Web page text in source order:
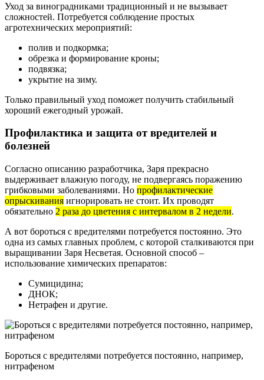
Уход за виноградниками традиционный и не вызывает
сложностей. Потребуется соблюдение простых
агротехнических мероприятий:
полив и подкормка;
обрезка и формирование кроны;
подвязка;
укрытие на зиму.
Только правильный уход поможет получить стабильный
хороший ежегодный урожай.
Профилактика и защита от вредителей и
болезней
Согласно описанию разработчика, Заря прекрасно
выдерживает влажную погоду, не подвергаясь поражению
грибковыми заболеваниями. Но профилактические
опрыскивания игнорировать не стоит. Их проводят
обязательно 2 раза до цветения с интервалом в 2 недели.
А вот бороться с вредителями потребуется постоянно. Это
одна из самых главных проблем, с которой сталкиваются при
выращивании Заря Несветая. Основной способ –
использование химических препаратов:
Сумицидина;
ДНОК;
Нетрафен и другие.
Бороться с вредителями потребуется постоянно, например,
нитрафеном